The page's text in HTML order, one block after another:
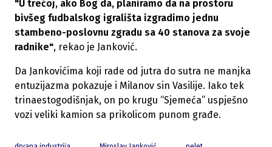
"U trećoj, ako Bog da, planiramo da na prostoru
bivšeg fudbalskog igrališta izgradimo jednu
stambeno-poslovnu zgradu sa 40 stanova za svoje
radnike", rekao je Janković.
Da Jankovićima koji rade od jutra do sutra ne manjka
entuzijazma pokazuje i Milanov sin Vasilije. Iako tek
trinaestogodišnjak, on po krugu “Sjemeća” uspješno
vozi veliki kamion sa prikolicom punom građe.